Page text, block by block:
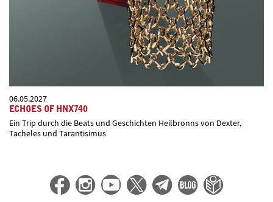
06.05.2027
ECHOES OF HNX740
Ein Trip durch die Beats und Geschichten Heilbronns von Dexter,
Tacheles und Tarantisimus